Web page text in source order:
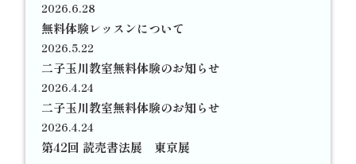
2026.6.28
無料体験レッスンについて
2026.5.22
二子玉川教室無料体験のお知らせ
2026.4.24
二子玉川教室無料体験のお知らせ
2026.4.24
第42回 読売書法展 東京展